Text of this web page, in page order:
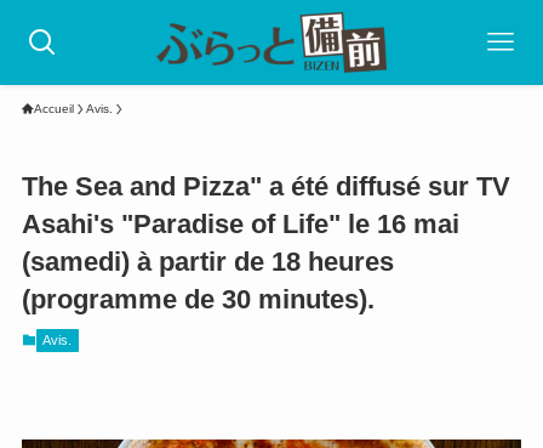
Accueil Avis.
The Sea and Pizza" a été diffusé sur TV
Asahi's "Paradise of Life" le 16 mai
(samedi) à partir de 18 heures
(programme de 30 minutes).
Avis.